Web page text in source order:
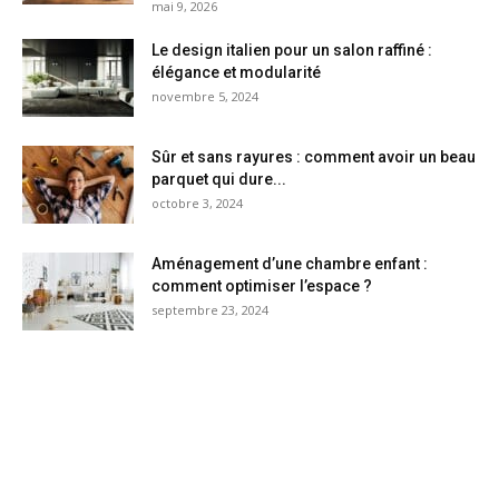
mai 9, 2026
Le design italien pour un salon raffiné :
élégance et modularité
novembre 5, 2024
Sûr et sans rayures : comment avoir un beau
parquet qui dure...
octobre 3, 2024
Aménagement d’une chambre enfant :
comment optimiser l’espace ?
septembre 23, 2024